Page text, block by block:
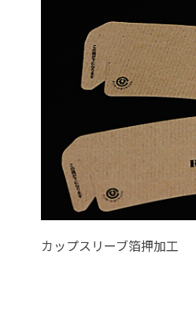
カップスリーブ箔押加工